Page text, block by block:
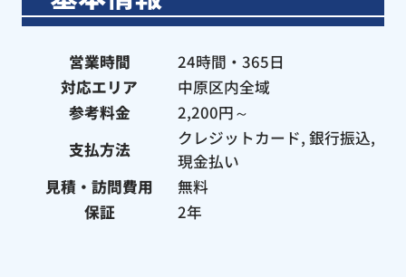
営業時間
24時間・365日
対応エリア
中原区内全域
参考料金
2,200円～
支払方法
クレジットカード, 銀行振込,
現金払い
見積・訪問費用
無料
保証
2年